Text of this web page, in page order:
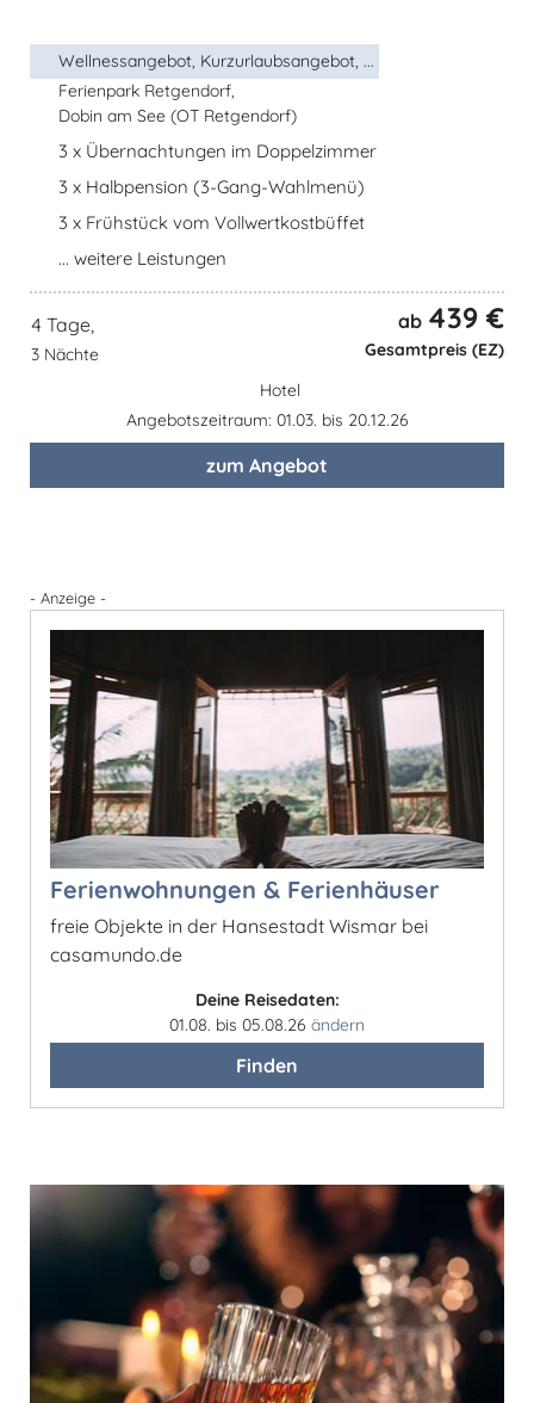
Wellnessangebot, Kurzurlaubsangebot, ...
Ferienpark Retgendorf,
Dobin am See (OT Retgendorf)
3 x Übernachtungen im Doppelzimmer
3 x Halbpension (3-Gang-Wahlmenü)
3 x Frühstück vom Vollwertkostbüffet
... weitere Leistungen
4 Tage,
3 Nächte
ab 439 €
Gesamtpreis (EZ)
Hotel
Angebotszeitraum: 01.03. bis 20.12.26
zum Angebot
- Anzeige -
Ferienwohnungen & Ferienhäuser
freie Objekte in der Hansestadt Wismar bei
casamundo.de
Deine Reisedaten:
01.08. bis 05.08.26 ändern
Finden